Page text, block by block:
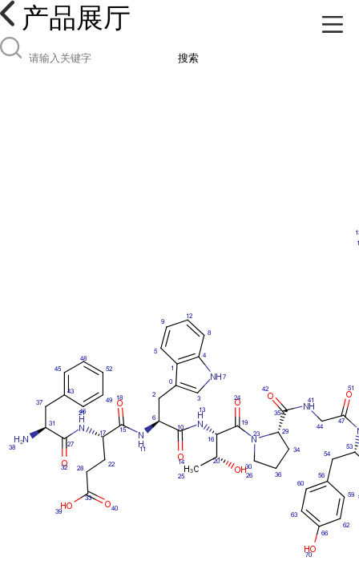
产品展厅
搜索